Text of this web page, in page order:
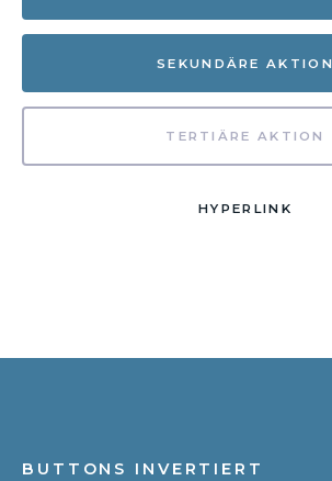
SEKUNDÄRE AKTION
TERTIÄRE AKTION
HYPERLINK
BUTTONS INVERTIERT